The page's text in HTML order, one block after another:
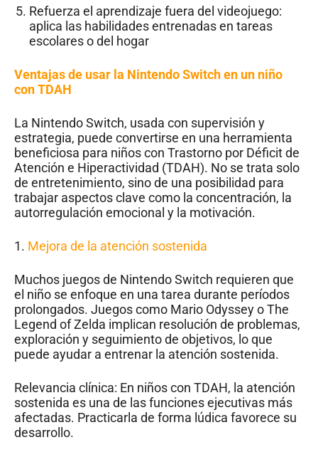
Refuerza el aprendizaje fuera del videojuego:
aplica las habilidades entrenadas en tareas
escolares o del hogar
Ventajas de usar la Nintendo Switch en un niño
con TDAH
La Nintendo Switch, usada con supervisión y
estrategia, puede convertirse en una herramienta
beneficiosa para niños con Trastorno por Déficit de
Atención e Hiperactividad (TDAH). No se trata solo
de entretenimiento, sino de una posibilidad para
trabajar aspectos clave como la concentración, la
autorregulación emocional y la motivación.
1. Mejora de la atención sostenida
Muchos juegos de Nintendo Switch requieren que
el niño se enfoque en una tarea durante períodos
prolongados. Juegos como Mario Odyssey o The
Legend of Zelda implican resolución de problemas,
exploración y seguimiento de objetivos, lo que
puede ayudar a entrenar la atención sostenida.
Relevancia clínica: En niños con TDAH, la atención
sostenida es una de las funciones ejecutivas más
afectadas. Practicarla de forma lúdica favorece su
desarrollo.